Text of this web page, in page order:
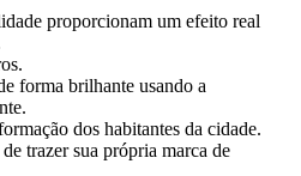
proporcionam um efeito real
forma brilhante usando a
dos habitantes da cidade.
trazer sua própria marca de